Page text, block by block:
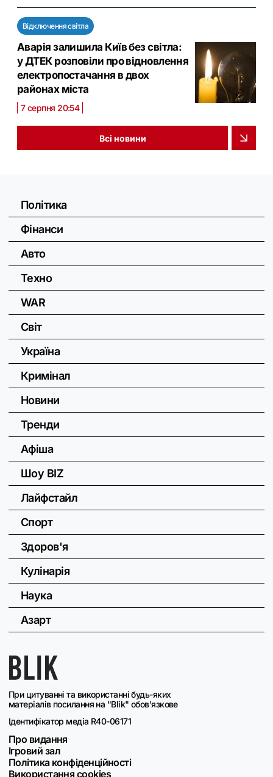
Відключення світла
Аварія залишила Київ без світла:
у ДТЕК розповіли про відновлення
електропостачання в двох
районах міста
7 серпня 20:54
Всі новини
При цитуванні та використанні будь-яких
матеріалів посилання на "Blik" обов'язкове
Ідентифікатор медіа R40-06171
Про видання
Ігровий зал
Політика конфіденційності
Використання cookies
Політика
Фінанси
Авто
Техно
WAR
Світ
Україна
Кримінал
Новини
Тренди
Афіша
Шоу BIZ
Лайфстайл
Спорт
Здоров'я
Кулінарія
Наука
Азарт